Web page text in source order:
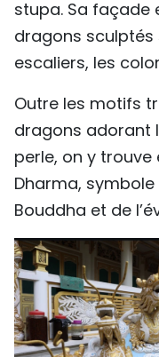
stupa. Sa façade
dragons sculptés
escaliers, les
Outre les motifs
dragons adorant
perle, on y
Dharma, symbole
Bouddha et de